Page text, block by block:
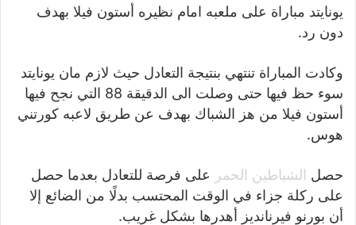
يونايتد مباراة على ملعبه امام نظيره أستون فيلا بهدف
دون رد.
وكادت المباراة تنتهي بنتيجة التعادل حيث لازم مان يونايتد
سوء حظ فيها حتى وصلت الى الدقيقة 88 التي نجح فيها
أستون فيلا من هز الشباك بهدف عن طريق لاعبه كورتني
هوس.
حصل الشياطين الحمر
على فرصة للتعادل بعدما حصل
على ركلة جزاء في الوقت المحتسب بدلًا من الضائع إلا
أن بورنو فيرنانديز أهدرها بشكل غريب.